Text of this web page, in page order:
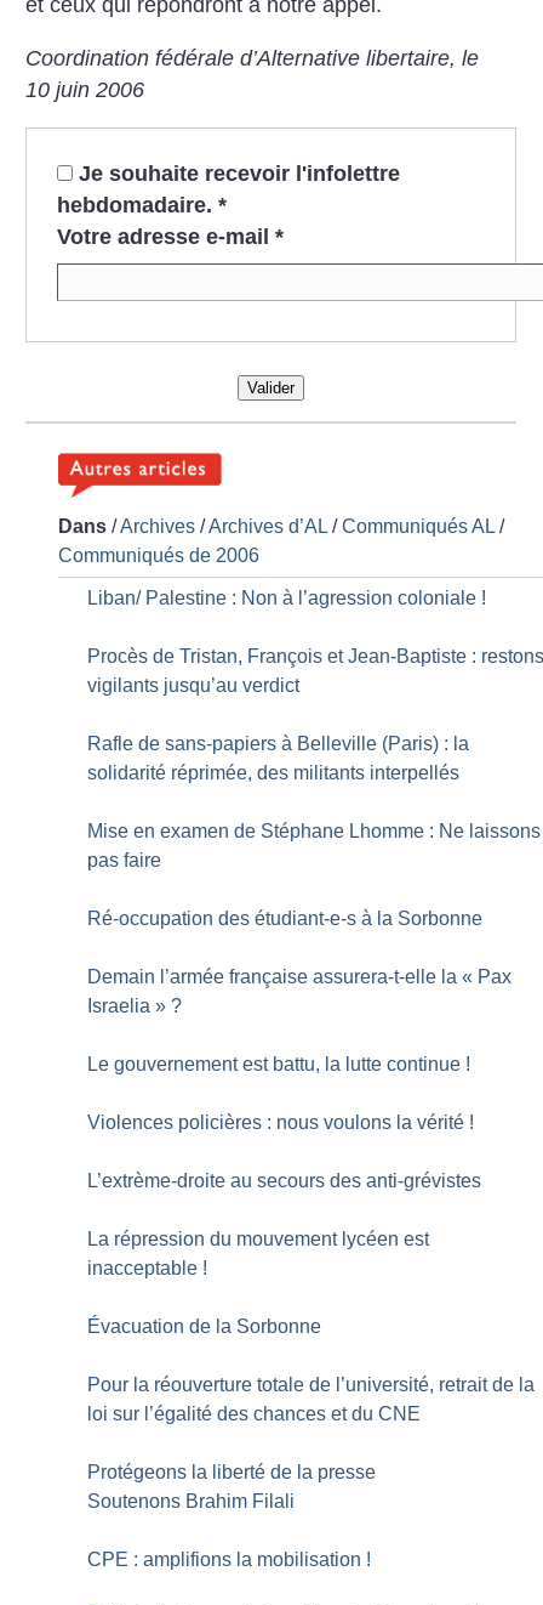
et ceux qui répondront à notre appel.
Coordination fédérale d’Alternative libertaire, le
10 juin 2006
Je souhaite recevoir l'infolettre
hebdomadaire. *
Votre adresse e-mail *
Valider
Dans /Archives /Archives d’AL /Communiqués AL /
Communiqués de 2006
Liban/ Palestine : Non à l’agression coloniale !
Procès de Tristan, François et Jean-Baptiste :
vigilants jusqu’au verdict
Rafle de sans-papiers à Belleville (Paris) : la
solidarité réprimée, des militants interpellés
Mise en examen de Stéphane Lhomme : Ne laissons
pas faire
Ré-occupation des étudiant-e-s à la Sorbonne
Demain l’armée française assurera-t-elle la « Pax
Israelia » ?
Le gouvernement est battu, la lutte continue !
Violences policières : nous voulons la vérité !
L’extrème-droite au secours des anti-grévistes
La répression du mouvement lycéen est
inacceptable !
Évacuation de la Sorbonne
Pour la réouverture totale de l’université, retrait de la
loi sur l’égalité des chances et du CNE
Protégeons la liberté de la presse
Soutenons Brahim Filali
CPE : amplifions la mobilisation !